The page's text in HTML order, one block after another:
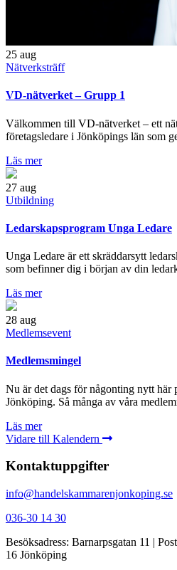
25 aug
Nätverksträff
VD-nätverket – Grupp 1
Välkommen till VD-nätverket – ett
företagsledare i Jönköpings län som
Läs mer
27 aug
Utbildning
Ledarskapsprogram Unga Ledare
Unga Ledare är ett skräddarsytt
som befinner dig i början av din
Läs mer
28 aug
Medlemsevent
Medlemsmingel
Nu är det dags för någonting nytt här
Jönköping. Så många av våra
Läs mer
Vidare till Kalendern
Kontaktuppgifter
info@handelskammarenjonkoping.se
036-30 14 30
Besöksadress: Barnarpsgatan 11 |
16 Jönköping